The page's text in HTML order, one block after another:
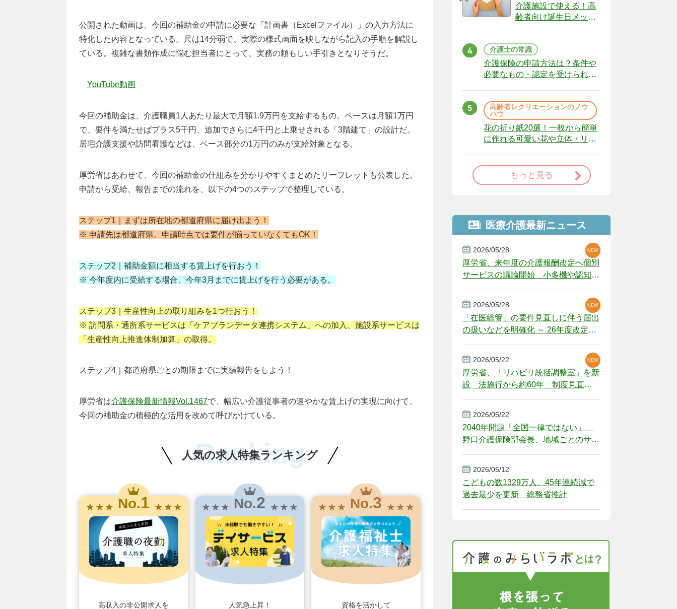
公開された動画は、今回の補助金の申請に必要な「計画書（Excelファイル）」の入力方法に
特化した内容となっている。尺は14分弱で、実際の様式画面を映しながら記入の手順を解説し
ている。複雑な書類作成に悩む担当者にとって、実務の頼もしい手引きとなりそうだ。
YouTube動画
今回の補助金は、介護職員1人あたり最大で月額1.9万円を支給するもの。ベースは月額1万円
で、要件を満たせばプラス5千円、追加でさらに4千円と上乗せされる「3階建て」の設計だ。
居宅介護支援や訪問看護などは、ベース部分の1万円のみが支給対象となる。
厚労省はあわせて、今回の補助金の仕組みを分かりやすくまとめたリーフレットも公表した。
申請から受給、報告までの流れを、以下の4つのステップで整理している。
ステップ1｜まずは所在地の都道府県に届け出よう！
※ 申請先は都道府県。申請時点では要件が揃っていなくてもOK！
ステップ2｜補助金額に相当する賃上げを行おう！
※ 今年度内に受給する場合、今年3月までに賃上げを行う必要がある。
ステップ3｜生産性向上の取り組みを1つ行おう！
※ 訪問系・通所系サービスは「ケアプランデータ連携システム」への加入、施設系サービスは
「生産性向上推進体制加算」の取得。
ステップ4｜都道府県ごとの期限までに実績報告をしよう！
厚労省は介護保険最新情報Vol.1467で、幅広い介護従事者の速やかな賃上げの実現に向けて、
今回の補助金の積極的な活用を改めて呼びかけている。
人気の求人特集ランキング
Ranking
★ ★ ★ No.1 ★ ★ ★
高収入の非公開求人を
★ ★ ★ No.2 ★ ★ ★
人気急上昇！
★ ★ ★ No.3 ★ ★ ★
資格を活かして
介護施設で使える！高
齢者向け誕生日メッセ
介護士の常識
介護保険の申請方法は？条件や
必要なもの・認定を受けられな
高齢者レクリエーションのノウ
ハウ
花の折り紙20選！一枚から簡単
に作れる可愛い花や立体・リー
もっと見る
医療介護最新ニュース
2026/05/28
厚労省、来年度の介護報酬改定へ個別
サービスの議論開始 小多機や認知症
NEW
NEW
NEW
2026/05/28
「在医総管」の要件見直しに伴う届出
の扱いなどを明確化 ～ 26年度改定疑
NEW
NEW
2026/05/22
厚労省、「リハビリ統括調整室」を新
設 法施行から約60年 制度見直し
NEW
2026/05/22
2040年問題「全国一律ではない」
野口介護保険部会長、地域ごとのサー
2026/05/12
こどもの数1329万人、45年連続減で
過去最少を更新 総務省推計